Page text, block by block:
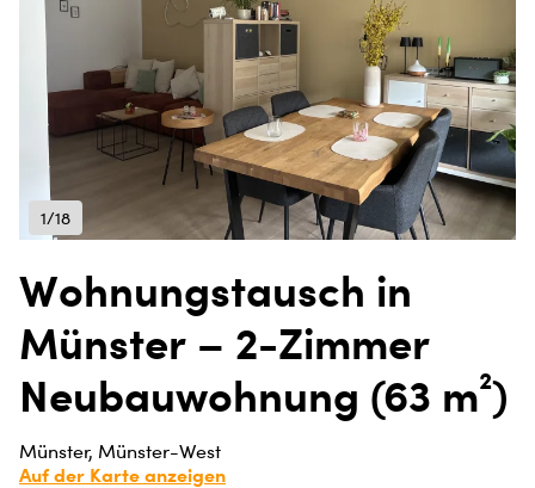
1/18
Wohnungstausch in
Münster – 2-Zimmer
Neubauwohnung (63 m²)
Münster, Münster-West
Auf der Karte anzeigen